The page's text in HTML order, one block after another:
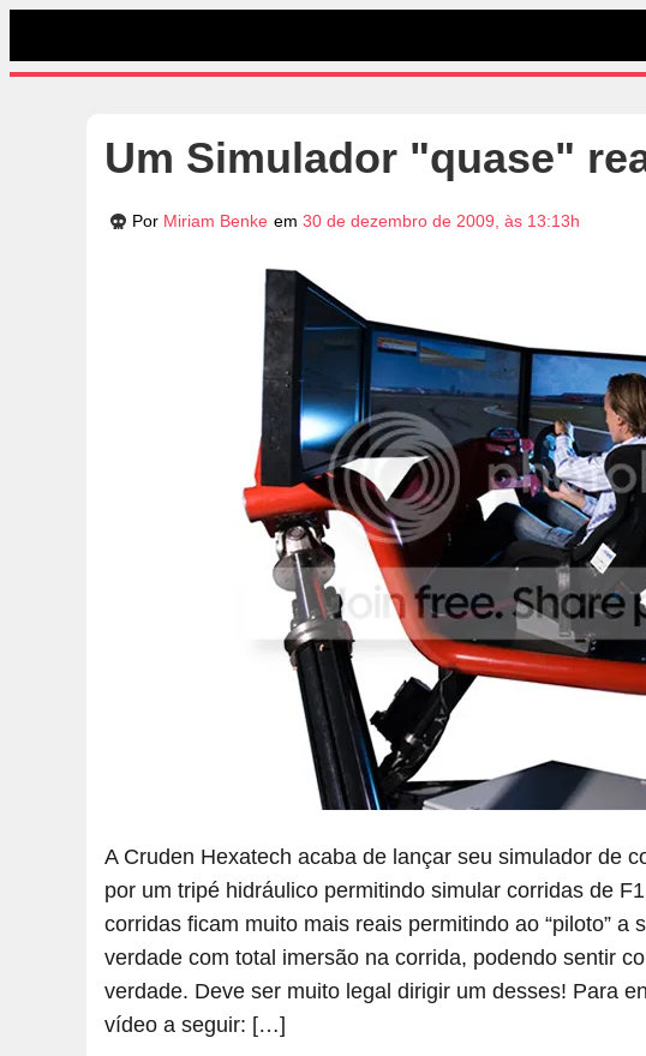
Um Simulador "quase"
Por Miriam Benke em 30 de dezembro de 2009, às 13:13h
A Cruden Hexatech acaba de lançar seu simulador de
por um tripé hidráulico permitindo simular corridas de
corridas ficam muito mais reais permitindo ao “piloto” a
verdade com total imersão na corrida, podendo sentir
verdade. Deve ser muito legal dirigir um desses! Para
vídeo a seguir: […]